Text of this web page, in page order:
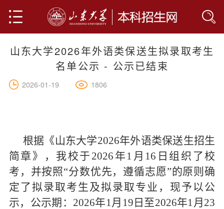
首页
山大简介
全部
人文科学
社会科学
人才培养
网上报名
联系我们
山东大学2026年外语类保送生拟录取考生
名单公示 - 公示已结束
2026-01-19 1806
根据《山东大学2026年外语类保送生招生
简章》，我校于2026年1月16日组织了校
考，并按照“分数优先，遵循志愿”的原则确
定了拟录取考生及拟录取专业，现予以公
示，公示期：2026年1月19日至2026年1月23